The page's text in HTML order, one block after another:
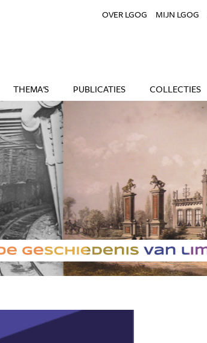
THEMA'S PUBLICATIES COLLECTIES
OVER LGOG MIJN LGOG